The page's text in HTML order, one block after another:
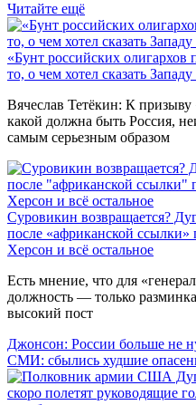
Читайте ещё
«Бунт российских
то, о чем хотел сказать
Вячеслав Тетёкин: К призыву
какой должна быть Россия,
самым серьезным образом
Суровикин возвращается?
после «африканской ссылки»
Херсон и всё остальное
Есть мнение, что для
должность — только
высокий пост
Джонсон: России больше не
СМИ: сбылись худшие